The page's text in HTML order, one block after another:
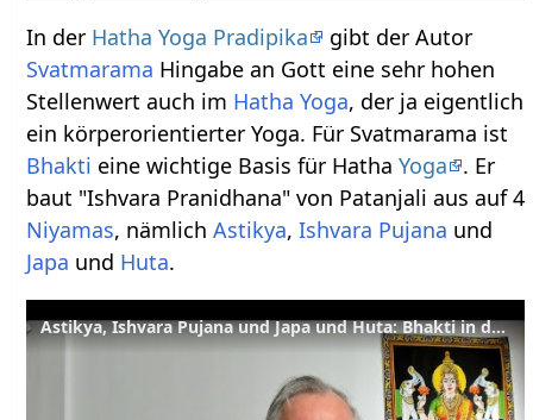
In der Hatha Yoga Pradipika
gibt der Autor
Svatmarama Hingabe an Gott eine sehr hohen
Stellenwert auch im Hatha Yoga, der ja eigentlich
ein körperorientierter Yoga. Für Svatmarama ist
Bhakti eine wichtige Basis für HathaYoga
. Er
baut "Ishvara Pranidhana" von Patanjali aus auf 4
Niyamas, nämlichAstikya,Ishvara Pujana und
Japa und Huta.
Astikya, Ishvara Pujana und Japa und Huta: Bhakti in der Hatha Yoga Pradipika - HYP 1.17